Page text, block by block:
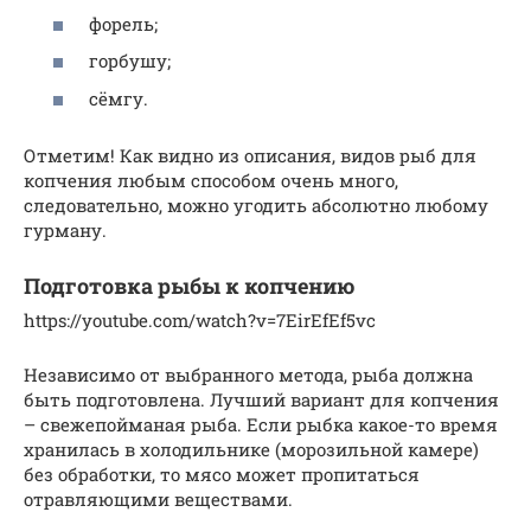
форель;
горбушу;
сёмгу.
Отметим! Как видно из описания, видов рыб для
копчения любым способом очень много,
следовательно, можно угодить абсолютно любому
гурману.
Подготовка рыбы к копчению
https://youtube.com/watch?v=7EirEfEf5vc
Независимо от выбранного метода, рыба должна
быть подготовлена. Лучший вариант для копчения
– свежепойманая рыба. Если рыбка какое-то время
хранилась в холодильнике (морозильной камере)
без обработки, то мясо может пропитаться
отравляющими веществами.